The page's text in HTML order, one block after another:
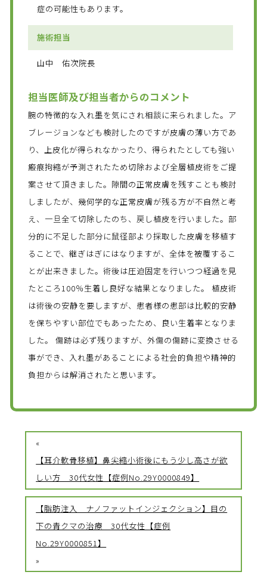
症の可能性もあります。
施術担当
山中 佑次院長
担当医師及び担当者からのコメント
腕の特徴的な入れ墨を気にされ相談に来られました。ア
ブレージョンなども検討したのですが皮膚の薄い方であ
り、上皮化が得られなかったり、得られたとしても強い
瘢痕拘縮が予測されたため切除および全層植皮術をご提
案させて頂きました。隙間の正常皮膚を残すことも検討
しましたが、幾何学的な正常皮膚が残る方が不自然と考
え、一旦全て切除したのち、戻し植皮を行いました。部
分的に不足した部分に鼠径部より採取した皮膚を移植す
ることで、継ぎはぎにはなりますが、全体を被覆するこ
とが出来きました。術後は圧迫固定を行いつつ経過を見
たところ100％生着し良好な結果となりました。 植皮術
は術後の安静を要しますが、患者様の患部は比較的安静
を保ちやすい部位でもあったため、良い生着率となりま
した。 傷跡は必ず残りますが、外傷の傷跡に変換させる
事ができ、入れ墨があることによる社会的負担や精神的
負担からは解消されたと思います。
«
【耳介軟骨移植】鼻尖縮小術後にもう少し高さが欲
しい方 30代女性【症例No.29Y0000849】
【脂肪注入 ナノファットインジェクション】目の
下の青クマの治療 30代女性【症例
No.29Y0000851】
»